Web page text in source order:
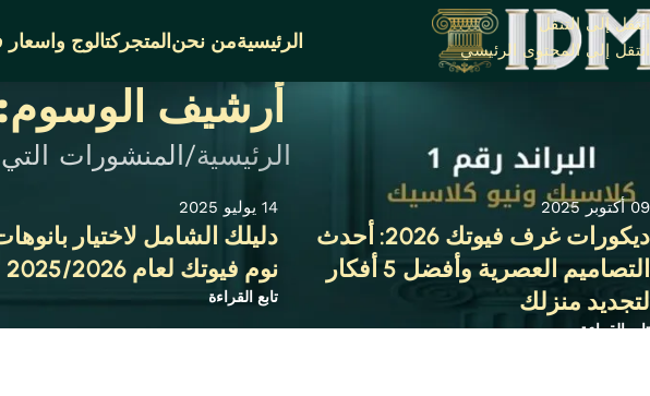
انتقل إلى التنقل
انتقل إلى المحتوى الرئيسي
الرئيسيةمن نحن المتجركتالوج واسعار
أرشيف
الرئيسية المنشورات
09 أكتوبر 2025
ديكورات غرف فيوتك 2026: أحدث
التصاميم العصرية وأفضل 5 أفكار
لتجديد منزلك
تابع القراءة
14 يوليو 2025
دليلك الشامل لاختيار
نوم فيوتك لعام 2025/2026
تابع القراءة